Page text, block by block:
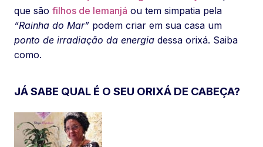
que são filhos de Iemanjá ou tem simpatia pela
“Rainha do Mar” podem criar em sua casa um
ponto de irradiação da energia dessa orixá. Saiba
como.
JÁ SABE QUAL É O SEU ORIXÁ DE CABEÇA?